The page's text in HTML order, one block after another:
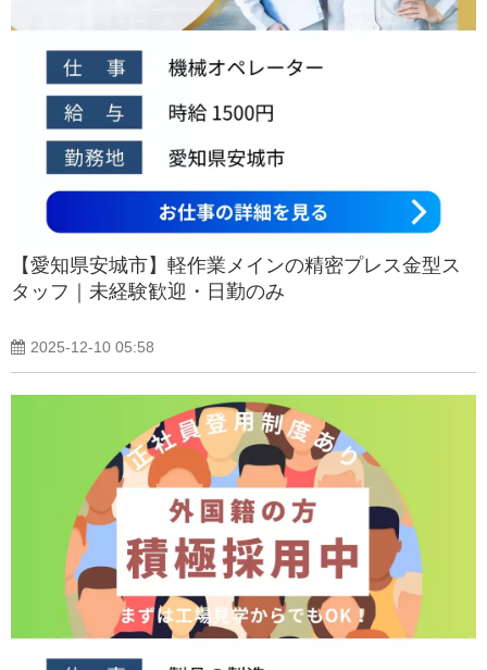
【愛知県安城市】軽作業メインの精密プレス金型ス
タッフ｜未経験歓迎・日勤のみ
2025-12-10 05:58